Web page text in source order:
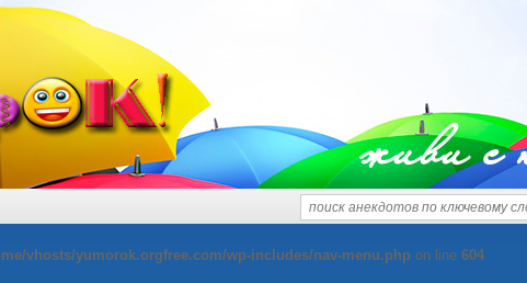
живи
vhosts/yumorok.orgfree.com/wp-includes/nav-menu.php on line 604